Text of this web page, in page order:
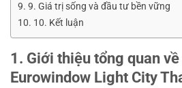
9. Giá trị sống và đầu tư bền vững
10. Kết luận
1. Giới thiệu tổng quan
Eurowindow Light City